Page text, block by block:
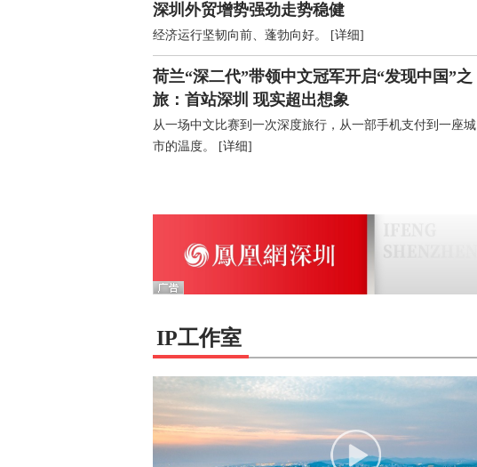
深圳外贸增势强劲走势稳健
经济运行坚韧向前、蓬勃向好。 [详细]
荷兰“深二代”带领中文冠军开启“发现中国”之
旅：首站深圳 现实超出想象
从一场中文比赛到一次深度旅行，从一部手机支付到一座城
市的温度。
[详细]
IP工作室